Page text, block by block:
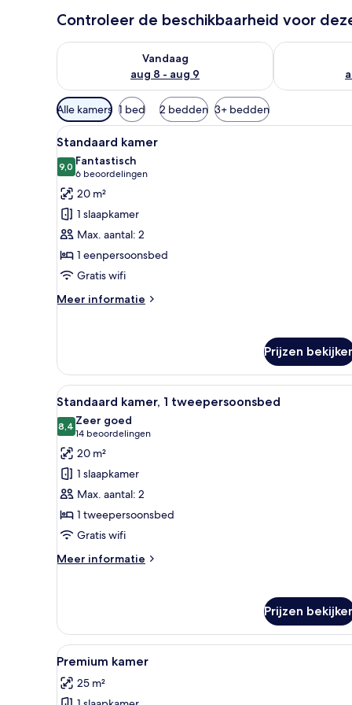
Controleer de beschikbaarheid voor
Vandaag
aug 8 - aug 9
De beschikbaarheid controleren voor vanavond aug
De
Beschikbare
filters
voor
kamers
Alle kamers 1 bed 2 bedden 3+ bedden
Alle
foto's
voor
Standaard
kamer
laden
Een bed met witte
5
Standaard kamer
9,09,0 van 10
Fantastisch
6 beoordelingen
(6
beoordelingen)
20 m²
1 slaapkamer
Max. aantal: 2
1 eenpersoonsbed
Gratis wifi
Meer informatie
Meer
Prijzen
Alle
foto's
voor
Standaard
kamer,
tweepersoonsbed
laden
Een hotelkamer met een
11
Standaard kamer, 1 tweepersoonsbed
8,48,4 van 10
Zeer goed
14 beoordelingen
(14
beoordelingen)
20 m²
1 slaapkamer
Max. aantal: 2
1 tweepersoonsbed
Gratis wifi
Meer informatie
Meer
1
tweepersoonsbed
Prijzen
Alle
foto's
voor
Een hotelkamer met een
6
Premium kamer
25 m²